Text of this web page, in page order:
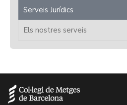
Serveis Jurídics
Els nostres serveis